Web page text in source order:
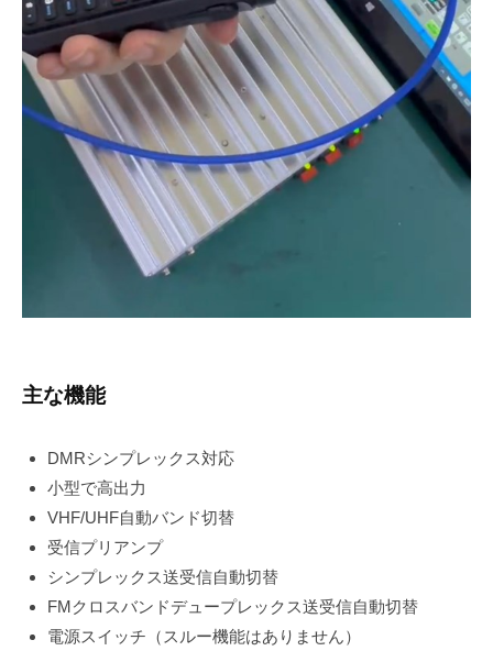
主な機能
DMRシンプレックス対応
小型で高出力
VHF/UHF自動バンド切替
受信プリアンプ
シンプレックス送受信自動切替
FMクロスバンドデュープレックス送受信自動切替
電源スイッチ（スルー機能はありません）